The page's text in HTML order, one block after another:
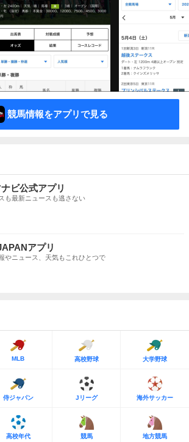
競馬情報をアプリで見る
ビ公式アプリ
も最新ニュースも逃さない
アプリ
やニュース、天気もこれひとつで
MLB 高校野球 大学野球
侍ジャパン Jリーグ 海外サッカー
高校年代 競馬 地方競馬